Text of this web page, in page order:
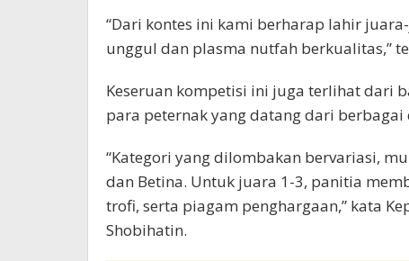
“Dari kontes ini kami berharap lahir
unggul dan plasma nutfah berkualitas,”
Keseruan kompetisi ini juga terlihat dari
para peternak yang datang dari berbagai
“Kategori yang dilombakan bervariasi,
dan Betina. Untuk juara 1-3, panitia
trofi, serta piagam penghargaan,” kata
Shobihatin.